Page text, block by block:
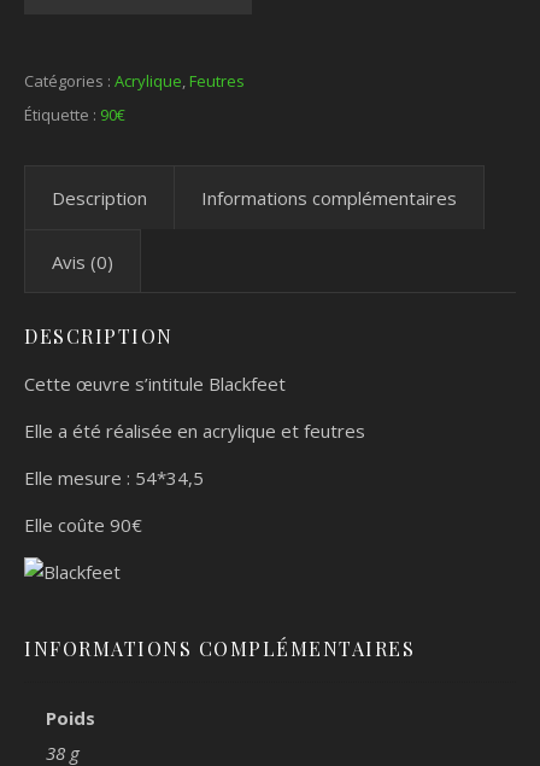
Catégories : Acrylique, Feutres
Étiquette : 90€
Description Informations complémentaires
Avis (0)
DESCRIPTION
Cette œuvre s’intitule Blackfeet
Elle a été réalisée en acrylique et feutres
Elle mesure : 54*34,5
Elle coûte 90€
INFORMATIONS COMPLÉMENTAIRES
Poids
38 g